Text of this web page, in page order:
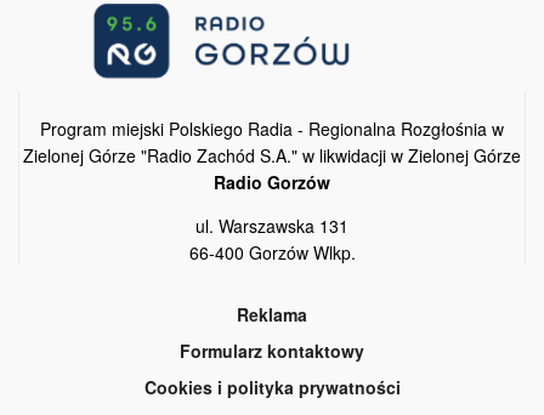
Program miejski Polskiego Radia - Regionalna Rozgłośnia w
Zielonej Górze "Radio Zachód S.A." w likwidacji w Zielonej Górze
Radio Gorzów
ul. Warszawska 131
66-400 Gorzów Wlkp.
Reklama
Formularz kontaktowy
Cookies i polityka prywatności